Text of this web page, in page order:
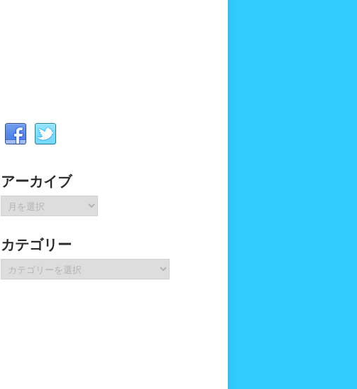
アーカイブ
ア
ー
イ
ブ
カテゴリー
テ